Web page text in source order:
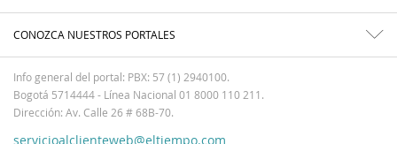
CONOZCA NUESTROS PORTALES
Info general del portal: PBX: 57 (1) 2940100.
Bogotá 5714444 - Línea Nacional 01 8000 110 211.
Dirección: Av. Calle 26 # 68B-70.
servicioalclienteweb@eltiempo.com